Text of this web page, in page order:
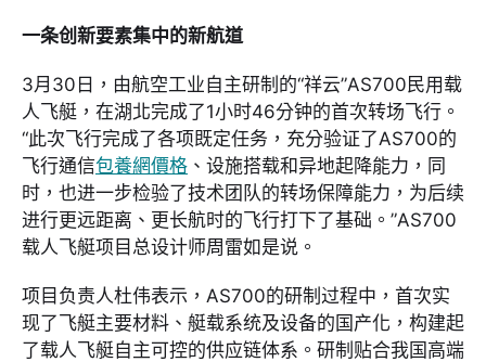
一条创新要素集中的新航道
3月30日，由航空工业自主研制的“祥云”AS700民用载
人飞艇，在湖北完成了1小时46分钟的首次转场飞行。
“此次飞行完成了各项既定任务，充分验证了AS700的
飞行通信包養網價格 、设施搭载和异地起降能力，同
时，也进一步检验了技术团队的转场保障能力，为后续
进行更远距离、更长航时的飞行打下了基础。”AS700
载人飞艇项目总设计师周雷如是说。
项目负责人杜伟表示，AS700的研制过程中，首次实
现了飞艇主要材料、艇载系统及设备的国产化，构建起
了载人飞艇自主可控的供应链体系。研制贴合我国高端